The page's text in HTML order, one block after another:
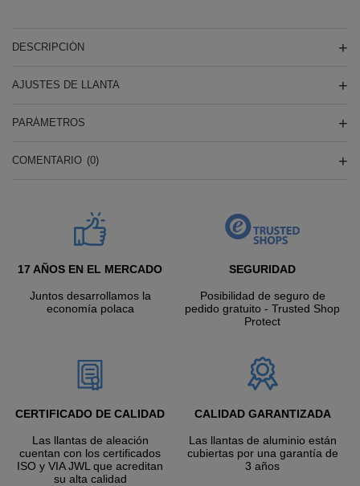
DESCRIPCIÓN
AJUSTES DE LLANTA
PARÁMETROS
COMENTARIO (0)
17 AÑOS EN EL MERCADO
Juntos desarrollamos la
economía polaca
SEGURIDAD
Posibilidad de seguro de
pedido gratuito - Trusted Shop
Protect
CERTIFICADO DE CALIDAD
Las llantas de aleación
cuentan con los certificados
ISO y VIA JWL que acreditan
su alta calidad
CALIDAD GARANTIZADA
Las llantas de aluminio están
cubiertas por una garantía de
3 años